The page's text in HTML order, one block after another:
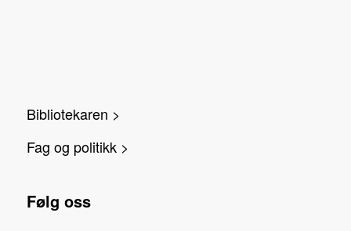
Bibliotekaren >
Fag og politikk >
Følg oss